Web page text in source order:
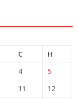
С
Н
4
5
11
12